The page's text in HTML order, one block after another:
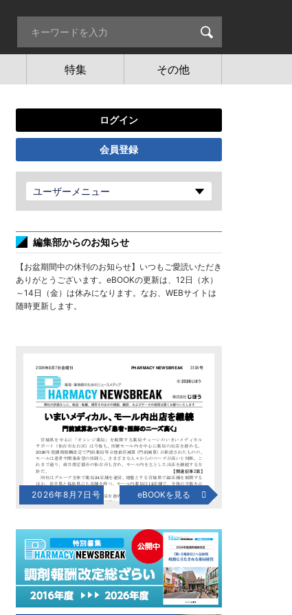
特集 その他
ログイン
会員登録
ユーザーメニュー
編集部からのお知らせ
【お盆期間中の休刊のお知らせ】いつもご愛読いただき
ありがとうございます。eBOOKの更新は、12日（水）
～14日（金）は休みになります。なお、WEBサイトは
随時更新します。
2026年8月7日号 eBOOKを見る